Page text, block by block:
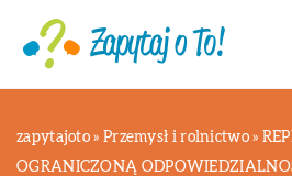
zapytajoto » Przemysł i rolnictwo»
OGRANICZONĄ